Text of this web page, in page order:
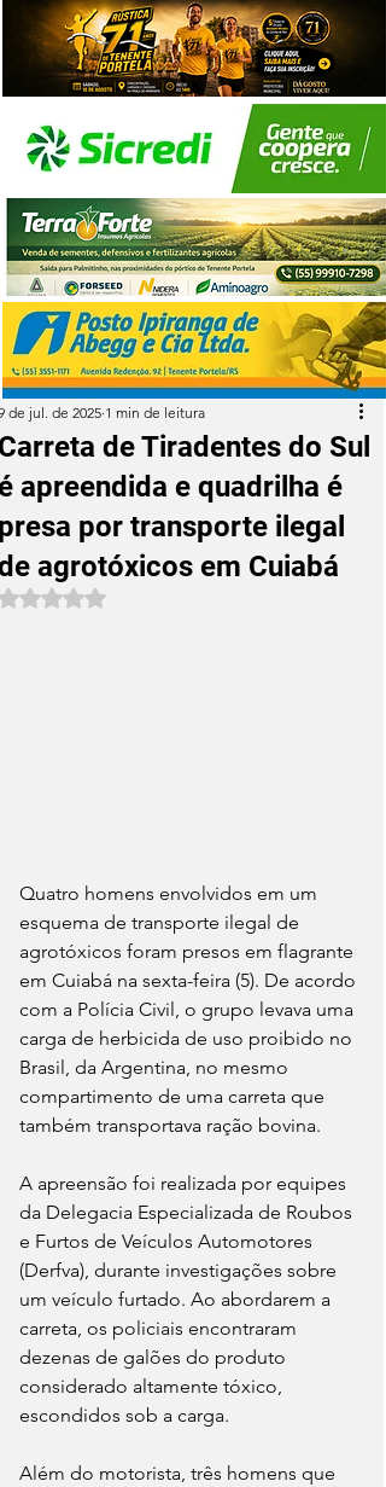
de Tiradentes do Sul
apreendida e quadrilha é
por transporte ilegal
agrotóxicos em Cuiabá
de jul. de 2025 1 min de leitura
Avaliado com NaN de 5 estrelas.
Quatro homens envolvidos em um
esquema de transporte ilegal de
agrotóxicos foram presos em flagrante
em Cuiabá na sexta-feira (5). De acordo
com a Polícia Civil, o grupo levava uma
carga de herbicida de uso proibido no
Brasil, da Argentina, no mesmo
compartimento de uma carreta que
também transportava ração bovina.
A apreensão foi realizada por equipes
da Delegacia Especializada de Roubos
e Furtos de Veículos Automotores
(Derfva), durante investigações sobre
um veículo furtado. Ao abordarem a
carreta, os policiais encontraram
dezenas de galões do produto
considerado altamente tóxico,
escondidos sob a carga.
Além do motorista, três homens que